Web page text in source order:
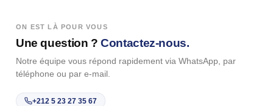
ON EST LÀ POUR VOUS
Une question ?Contactez-nous.
Notre équipe vous répond rapidement via WhatsApp, par
téléphone ou par e-mail.
+212 5 23 27 35 67